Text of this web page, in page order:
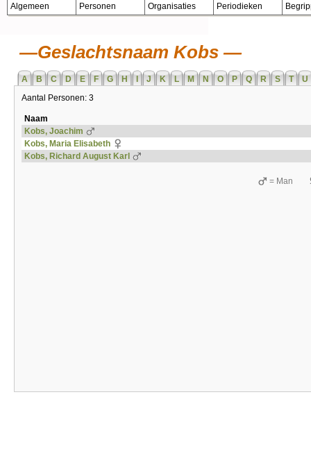
Algemeen Personen Organisaties Periodieken
Geslachtsnaam Kobs
A B C D E F G H J K L M N O P Q R S T
U
Aantal Personen: 3
Naam
Kobs, Joachim
Kobs, Maria Elisabeth
Kobs, Richard August Karl
= Man